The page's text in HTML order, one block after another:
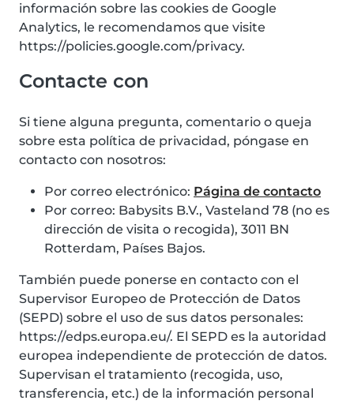
información sobre las cookies de Google
Analytics, le recomendamos que visite
https://policies.google.com/privacy.
Contacte con
Si tiene alguna pregunta, comentario o queja
sobre esta política de privacidad, póngase en
contacto con nosotros:
Por correo electrónico: Página de contacto
Por correo: Babysits B.V., Vasteland 78 (no es
dirección de visita o recogida), 3011 BN
Rotterdam, Países Bajos.
También puede ponerse en contacto con el
Supervisor Europeo de Protección de Datos
(SEPD) sobre el uso de sus datos personales:
https://edps.europa.eu/. El SEPD es la autoridad
europea independiente de protección de datos.
Supervisan el tratamiento (recogida, uso,
transferencia, etc.) de la información personal